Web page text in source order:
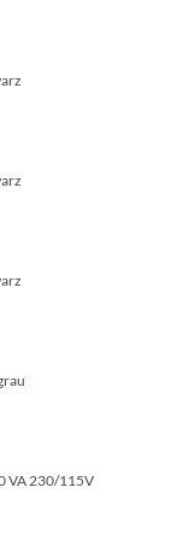
VA 230/­115V